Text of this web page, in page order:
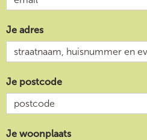
Je adres
Je postcode
Je woonplaats